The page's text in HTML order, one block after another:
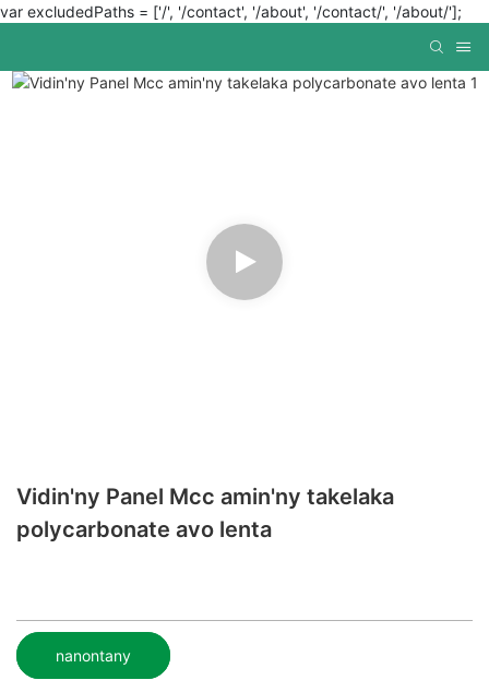
var excludedPaths = ['/', '/contact', '/about', '/contact/', '/about/'];
Vidin'ny Panel Mcc amin'ny takelaka
polycarbonate avo lenta
nanontany